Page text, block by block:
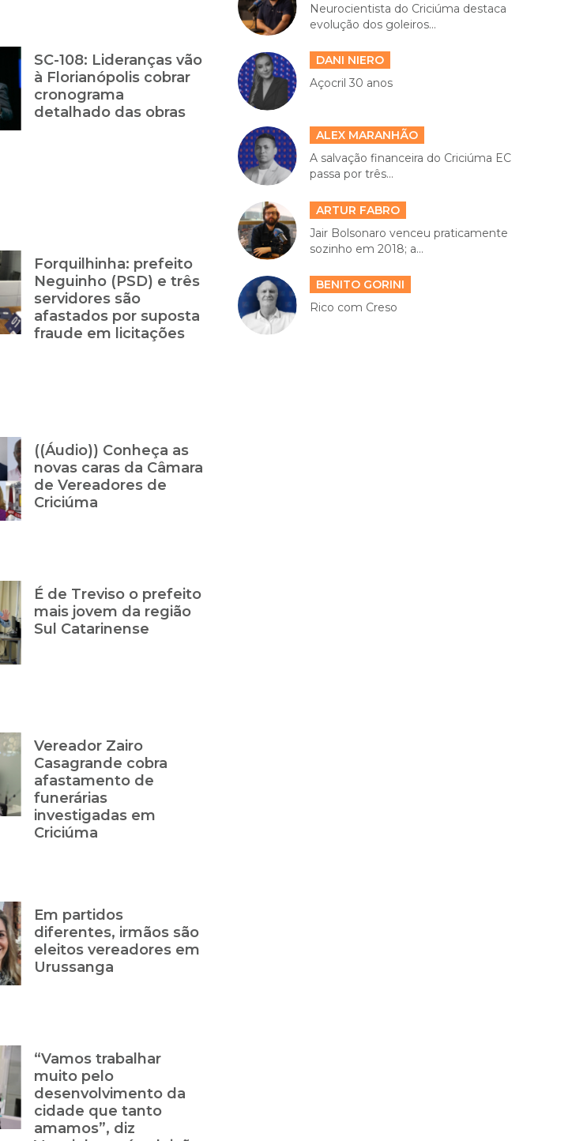
SC-108: Lideranças vão
à Florianópolis cobrar
cronograma
detalhado das obras
Forquilhinha: prefeito
Neguinho (PSD) e três
servidores são
afastados por suposta
fraude em licitações
((Áudio)) Conheça as
novas caras da Câmara
de Vereadores de
Criciúma
É de Treviso o prefeito
mais jovem da região
Sul Catarinense
Vereador Zairo
Casagrande cobra
afastamento de
funerárias
investigadas em
Criciúma
Em partidos
diferentes, irmãos são
eleitos vereadores em
Urussanga
“Vamos trabalhar
muito pelo
desenvolvimento da
cidade que tanto
amamos”, diz
Neurocientista do Criciúma destaca
evolução dos goleiros...
DANI NIERO
Açocril 30 anos
ALEX MARANHÃO
A salvação financeira do Criciúma EC
passa por três...
ARTUR FABRO
Jair Bolsonaro venceu praticamente
sozinho em 2018; a...
BENITO GORINI
Rico com Creso